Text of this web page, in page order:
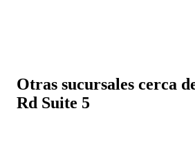
Otras sucursales cerca
Rd Suite 5